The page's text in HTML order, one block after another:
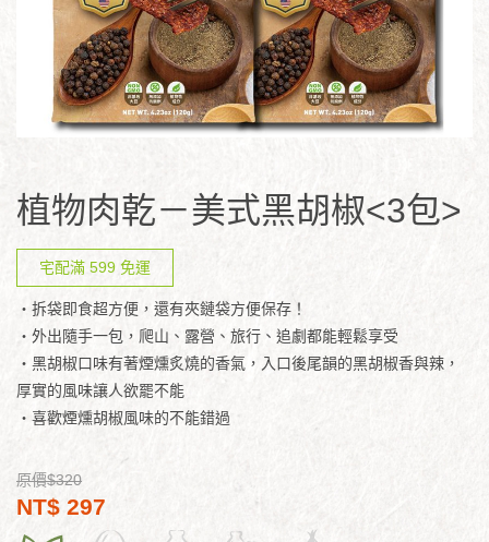
植物肉乾－美式黑胡椒<3包>
宅配滿 599 免運
・拆袋即食超方便，還有夾鏈袋方便保存！
・外出隨手一包，爬山、露營、旅行、追劇都能輕鬆享受
・黑胡椒口味有著煙燻炙燒的香氣，入口後尾韻的黑胡椒香與辣，
厚實的風味讓人欲罷不能
・喜歡煙燻胡椒風味的不能錯過
原價$320
NT$ 297